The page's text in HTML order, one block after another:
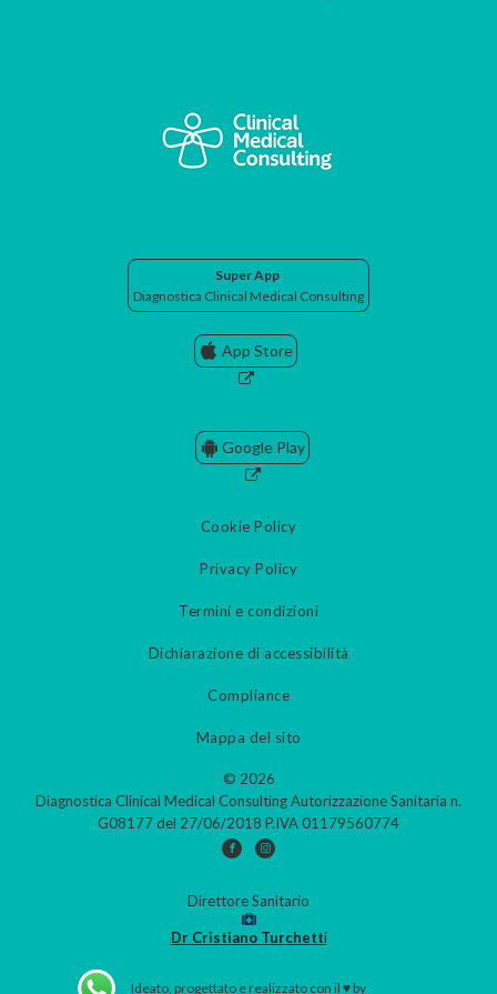
Super App
Diagnostica Clinical Medical Consulting
App Store
Google Play
Cookie Policy
Privacy Policy
Termini e condizioni
Dichiarazione di accessibilità
Compliance
Mappa del sito
© 2026
Diagnostica Clinical Medical Consulting Autorizzazione Sanitaria n.
G08177 del 27/06/2018 P.IVA 01179560774
Direttore Sanitario
Dr Cristiano Turchetti
Ideato, progettato e realizzato con il ♥ by